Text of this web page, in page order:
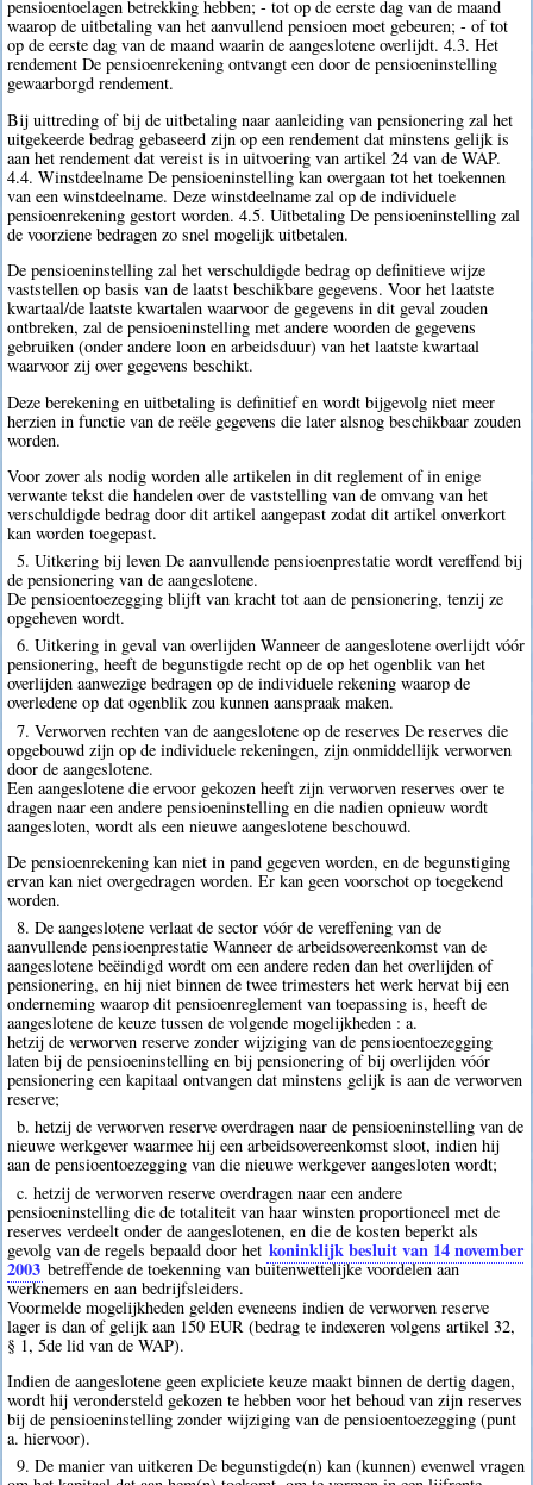
pensioentoelagen betrekking hebben; - tot op de eerste dag van de maand
waarop de uitbetaling van het aanvullend pensioen moet gebeuren; - of tot
op de eerste dag van de maand waarin de aangeslotene overlijdt. 4.3. Het
rendement De pensioenrekening ontvangt een door de pensioeninstelling
gewaarborgd rendement.
Bij uittreding of bij de uitbetaling naar aanleiding van pensionering zal het
uitgekeerde bedrag gebaseerd zijn op een rendement dat minstens gelijk is
aan het rendement dat vereist is in uitvoering van artikel 24 van de WAP.
4.4. Winstdeelname De pensioeninstelling kan overgaan tot het toekennen
van een winstdeelname. Deze winstdeelname zal op de individuele
pensioenrekening gestort worden. 4.5. Uitbetaling De pensioeninstelling zal
de voorziene bedragen zo snel mogelijk uitbetalen.
De pensioeninstelling zal het verschuldigde bedrag op definitieve wijze
vaststellen op basis van de laatst beschikbare gegevens. Voor het laatste
kwartaal/de laatste kwartalen waarvoor de gegevens in dit geval zouden
ontbreken, zal de pensioeninstelling met andere woorden de gegevens
gebruiken (onder andere loon en arbeidsduur) van het laatste kwartaal
waarvoor zij over gegevens beschikt.
Deze berekening en uitbetaling is definitief en wordt bijgevolg niet meer
herzien in functie van de reële gegevens die later alsnog beschikbaar zouden
worden.
Voor zover als nodig worden alle artikelen in dit reglement of in enige
verwante tekst die handelen over de vaststelling van de omvang van het
verschuldigde bedrag door dit artikel aangepast zodat dit artikel onverkort
kan worden toegepast.
5. Uitkering bij leven De aanvullende pensioenprestatie wordt vereffend bij
de pensionering van de aangeslotene.
De pensioentoezegging blijft van kracht tot aan de pensionering, tenzij ze
opgeheven wordt.
6. Uitkering in geval van overlijden Wanneer de aangeslotene overlijdt vóór
pensionering, heeft de begunstigde recht op de op het ogenblik van het
overlijden aanwezige bedragen op de individuele rekening waarop de
overledene op dat ogenblik zou kunnen aanspraak maken.
7. Verworven rechten van de aangeslotene op de reserves De reserves die
opgebouwd zijn op de individuele rekeningen, zijn onmiddellijk verworven
door de aangeslotene.
Een aangeslotene die ervoor gekozen heeft zijn verworven reserves over te
dragen naar een andere pensioeninstelling en die nadien opnieuw wordt
aangesloten, wordt als een nieuwe aangeslotene beschouwd.
De pensioenrekening kan niet in pand gegeven worden, en de begunstiging
ervan kan niet overgedragen worden. Er kan geen voorschot op toegekend
worden.
8. De aangeslotene verlaat de sector vóór de vereffening van de
aanvullende pensioenprestatie Wanneer de arbeidsovereenkomst van de
aangeslotene beëindigd wordt om een andere reden dan het overlijden of
pensionering, en hij niet binnen de twee trimesters het werk hervat bij een
onderneming waarop dit pensioenreglement van toepassing is, heeft de
aangeslotene de keuze tussen de volgende mogelijkheden : a.
hetzij de verworven reserve zonder wijziging van de pensioentoezegging
laten bij de pensioeninstelling en bij pensionering of bij overlijden vóór
pensionering een kapitaal ontvangen dat minstens gelijk is aan de verworven
reserve;
b. hetzij de verworven reserve overdragen naar de pensioeninstelling van de
nieuwe werkgever waarmee hij een arbeidsovereenkomst sloot, indien hij
aan de pensioentoezegging van die nieuwe werkgever aangesloten wordt;
c. hetzij de verworven reserve overdragen naar een andere
pensioeninstelling die de totaliteit van haar winsten proportioneel met de
reserves verdeelt onder de aangeslotenen, en die de kosten beperkt als
gevolg van de regels bepaald door het koninklijk besluit van 14 november
2003 betreffende de toekenning van buitenwettelijke voordelen aan
werknemers en aan bedrijfsleiders.
Voormelde mogelijkheden gelden eveneens indien de verworven reserve
lager is dan of gelijk aan 150 EUR (bedrag te indexeren volgens artikel 32,
§ 1, 5de lid van de WAP).
Indien de aangeslotene geen expliciete keuze maakt binnen de dertig dagen,
wordt hij verondersteld gekozen te hebben voor het behoud van zijn reserves
bij de pensioeninstelling zonder wijziging van de pensioentoezegging (punt
a. hiervoor).
9. De manier van uitkeren De begunstigde(n) kan (kunnen) evenwel vragen